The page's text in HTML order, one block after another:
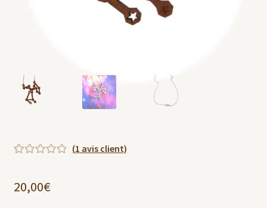
notation
(1 avis client)
20,00€